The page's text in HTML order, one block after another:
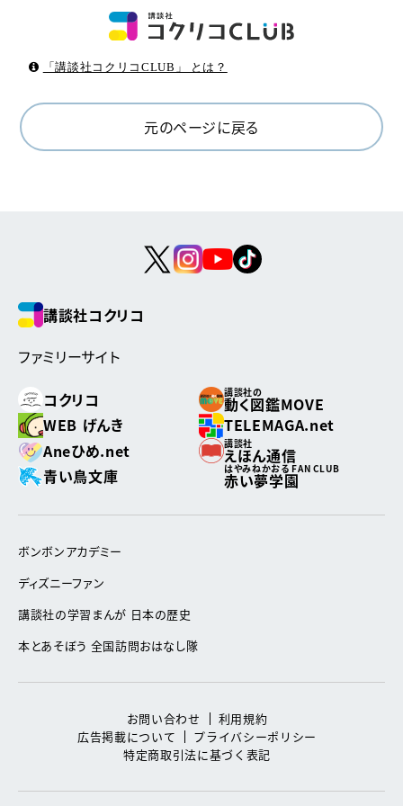
「講談社コクリコCLUB」 とは？
元のページに戻る
講談社コクリコ
ファミリーサイト
コクリコ
講談社の
動く図鑑MOVE
WEB げんき
TELEMAGA.net
Aneひめ.net
講談社
えほん通信
青い鳥文庫
はやみねかおる FAN CLUB
赤い夢学園
ボンボンアカデミー
ディズニーファン
講談社の学習まんが 日本の歴史
本とあそぼう 全国訪問おはなし隊
お問い合わせ
利用規約
広告掲載について
プライバシーポリシー
特定商取引法に基づく表記